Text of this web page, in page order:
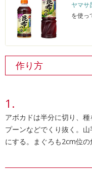
ヤマサ
を使っ
作り方
アボカドは半分に切り、
プーンなどでくり抜く。
にする。まぐろも2cm位の